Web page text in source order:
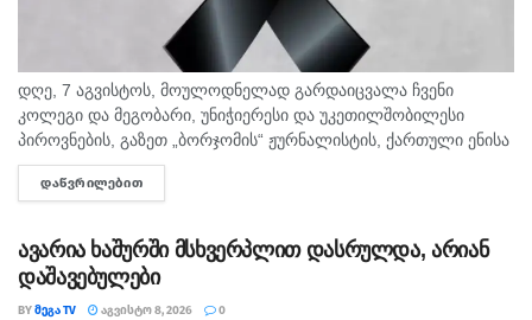
დღე, 7 აგვისტოს, მოულოდნელად გარდაიცვალა ჩვენი
კოლეგი და მეგობარი, უნიჭიერესი და უკეთილშობილესი
პიროვნების, გაზეთ „ბორჯომის“ ჟურნალისტის, ქართული ენისა
და ლიტერატურის პედაგოგი მონიკა ჭანტურია. "მეგა ტვ"
უდიდეს მწუხარებას გამოვხატავს მონიკა ჭანტურიას
ᲓᲐᲬᲕᲠᲘᲚᲔᲑᲘᲗ
ავარია ხაშურში მსხვერპლით დასრულდა, არიან
დაშავებულები
BYᲛᲔᲒᲐ TV ᲐᲒᲕᲘᲡᲢᲝ 8, 2026 0